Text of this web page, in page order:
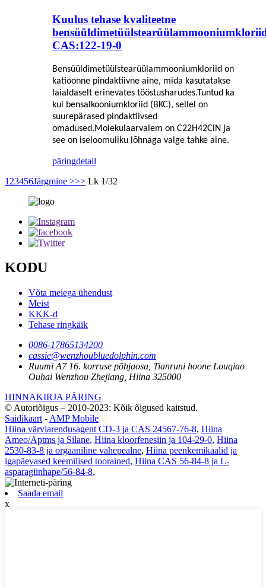
Kuulus tehase kvaliteetne
CAS:122-19-0
Bensüüldimetüülstearüülammooniumkloriid on
katioonne pindaktiivne aine, mida kasutatakse
laialdaselt erinevates tööstusharudes.Tuntud ka
kui bensalkooniumkloriid (BKC), sellel on
suurepärased pindaktiivsed
omadused.Molekulaarvalem on C22H42ClN ja
see on iseloomuliku lõhnaga valge tahke aine.
päringdetail
1 23456Järgmine >>> Lk 1/32
KODU
Võta meiega ühendust
Meist
KKK-d
Tehase ringkäik
0086-17865134200
cassie@wenzhoubluedolphin.com
Ruumi A7 16. korruse põhjaosa, Tianruni hoone Louqiao
Ouhai Wenzhou Zhejiang, Hiina 325000
HINNAKIRJA PÄRING
© Autoriõigus – 2010-2023: Kõik õigused kaitstud.
Saidikaart - AMP Mobile
Hiina värviarendusagent CD-3 ja CAS 24567-76-8, Hiina
Ameo/Aptms ja Silane, Hiina kloorfenesiin ja 104-29-0, Hiina
2530-83-8 ja orgaaniline vahepealne, Hiina peenkemikaalid ja
igapäevased keemilised toorained, Hiina CAS 56-84-8 ja L-
asparagiinhape/56-84-8,
Saada email
x